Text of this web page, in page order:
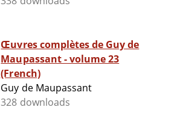
Œuvres complètes de Guy de
Maupassant - volume 23
(French)
Guy de Maupassant
328 downloads